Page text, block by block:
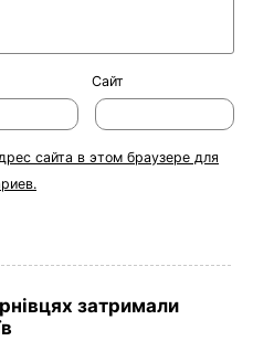
Сайт
сайта в этом браузере для
затримали